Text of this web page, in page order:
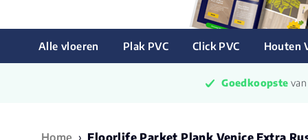
Alle vloeren Plak PVC Click PVC Houten
Goedkoopste
Home › Floorlife Parket Plank Venice Extra